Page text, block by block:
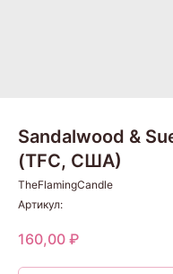
Sandalwood &
(TFC, США)
TheFlamingCandle
Артикул:
160,00 ₽